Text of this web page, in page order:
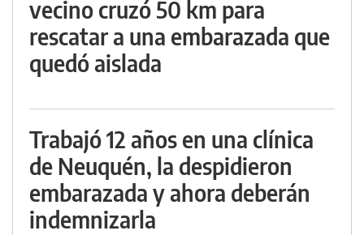
vecino cruzó 50 km para
rescatar a una embarazada que
quedó aislada
Trabajó 12 años en una clínica
de Neuquén, la despidieron
embarazada y ahora deberán
indemnizarla